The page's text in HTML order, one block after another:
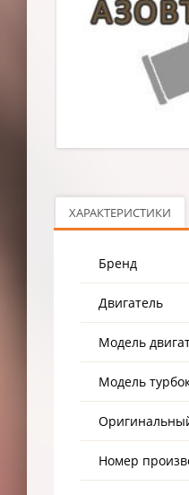
ХАРАКТЕРИСТИКИ
Бренд
Двигатель
Модель
Модель
Номер